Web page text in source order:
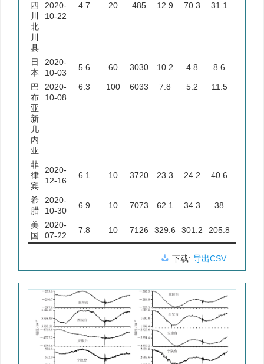
四
川
北
川
县
2020-
10-22
4.7 20 485 12.9 70.3 31.1
日
本
2020-
10-03
5.6 60 3030 10.2 4.8 8.6
巴
布
亚
新
几
内
亚
2020-
10-08
6.3 100 6033 7.8 5.2 11.5
菲
律
宾
2020-
12-16
6.1 10 3720 23.3 24.2 40.6
希
腊
2020-
10-30
6.9 10 7073 62.1 34.3 38
美
国
2020-
07-22
7.8 10 7126 329.6 301.2 205.8 662.3
下载: 导出CSV